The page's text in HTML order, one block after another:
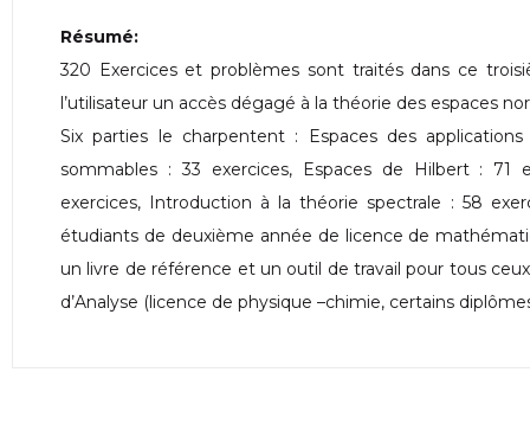
Résumé:
320 Exercices et problèmes sont traités dans ce
l’utilisateur un accès dégagé à la théorie des espaces
Six parties le charpentent : Espaces des
sommables : 33 exercices, Espaces de Hilbert : 71
exercices, Introduction à la théorie spectrale : 58
étudiants de deuxième année de licence de
un livre de référence et un outil de travail pour tous
d’Analyse (licence de physique –chimie, certains